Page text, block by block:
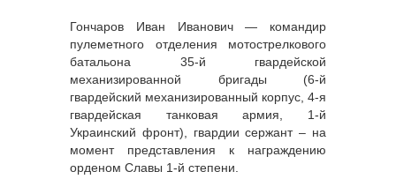
Гончаров Иван Иванович — командир
пулеметного отделения мотострелкового
батальона 35-й гвардейской
механизированной бригады (6-й
гвардейский механизированный корпус, 4-я
гвардейская танковая армия, 1-й
Украинский фронт), гвардии сержант – на
момент представления к награждению
орденом Славы 1-й степени.